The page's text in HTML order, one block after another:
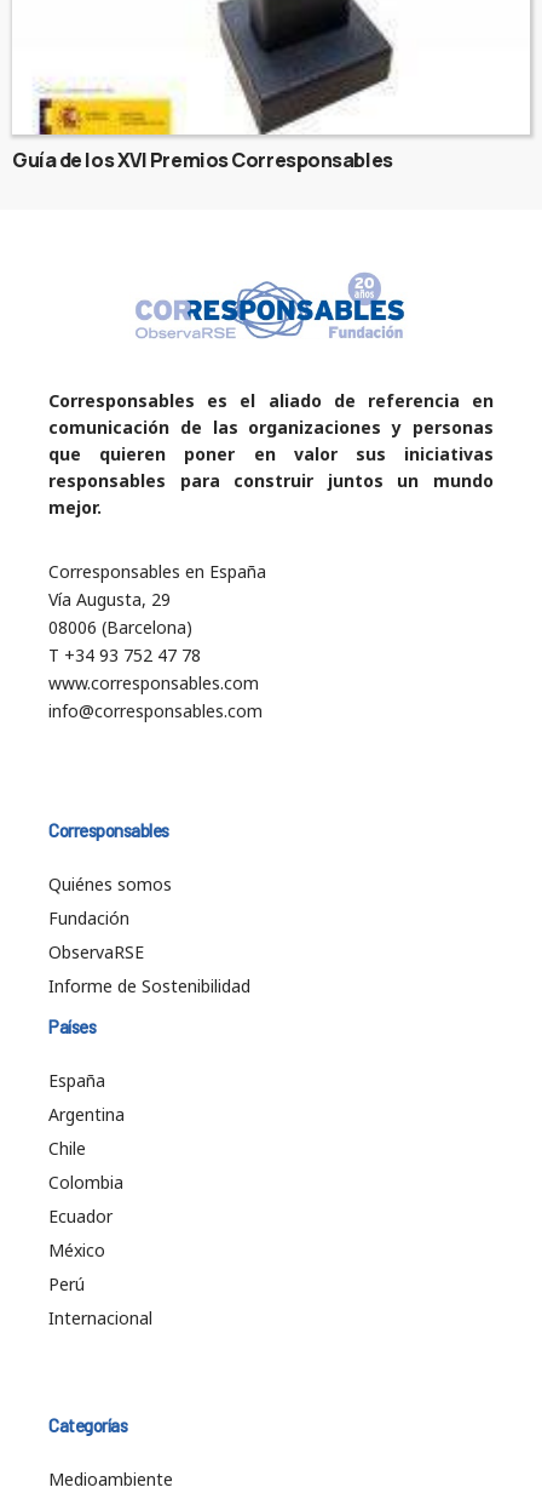
Guía de los XVI Premios Corresponsables
Corresponsables es el aliado de referencia en
comunicación de las organizaciones y personas
que quieren poner en valor sus iniciativas
responsables para construir juntos un mundo
mejor.
Corresponsables en España
Vía Augusta, 29
08006 (Barcelona)
T +34 93 752 47 78
www.corresponsables.com
info@corresponsables.com
Corresponsables
Quiénes somos
Fundación
ObservaRSE
Informe de Sostenibilidad
Países
España
Argentina
Chile
Colombia
Ecuador
México
Perú
Internacional
Categorías
Medioambiente